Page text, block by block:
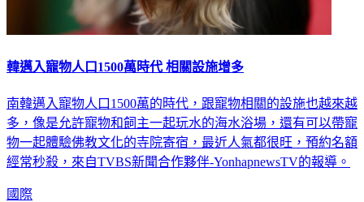
韓邁入寵物人口1500萬時代 相關設施增多
南韓邁入寵物人口1500萬的時代，跟寵物相關的設施也越來越
多，像是允許寵物和飼主一起玩水的海水浴場，還有可以帶寵
物一起體驗佛教文化的寺院寄宿，最近人氣都很旺，預約名額
經常秒殺，來自TVBS新聞合作夥伴-YonhapnewsTV的報導。
國際